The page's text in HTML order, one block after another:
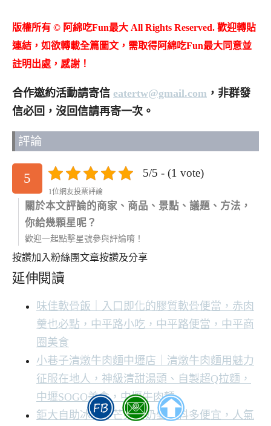
版權所有 © 阿綿吃Fun最大 All Rights Reserved. 歡迎轉貼
連結，如欲轉載全篇圖文，需取得阿綿吃Fun最大同意並
註明出處，感謝！
合作邀約活動請寄信 eatertw@gmail.com ，非群發
信必回，沒回信請再寄一次。
評論
5 5/5 - (1 vote)
1位網友投票評論
關於本文評論的商家、商品、景點、議題、方法，
你給幾顆星呢？
歡迎一起點擊星號參與評論唷！
按讚加入粉絲團文章按讚及分享
延伸閱讀
味佳軟骨飯｜入口即化的膠質軟骨便當，赤肉
羹也必點，中平路小吃，中平路便當，中平商
圈美食
小巷子清燉牛肉麵中壢店｜清燉牛肉麵用魅力
征服在地人，神級清甜湯頭、自製超Q拉麵，
中壢SOGO美食，中壢牛肉麵
鉅大自助冰城｜芒果牛奶剉冰料多便宜，人氣